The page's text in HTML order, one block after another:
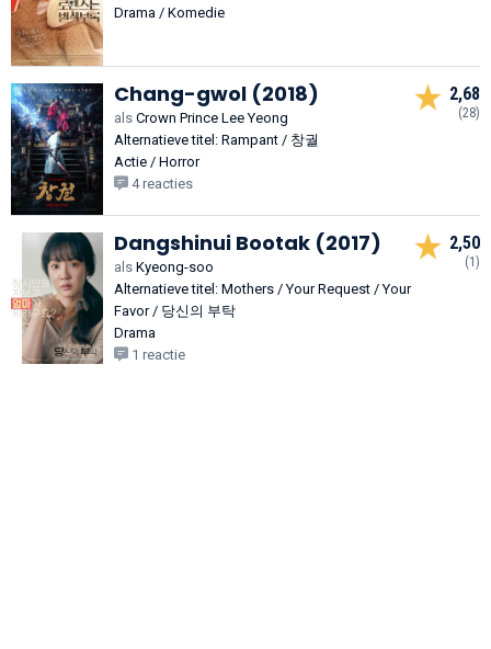
Drama / Komedie
Chang-gwol (2018)
als Crown Prince Lee Yeong
Alternatieve titel: Rampant / 창궐
Actie / Horror
4 reacties
2,68
(28)
Dangshinui Bootak (2017)
als Kyeong-soo
Alternatieve titel: Mothers / Your Request / Your
Favor / 당신의 부탁
Drama
1 reactie
2,50
(1)